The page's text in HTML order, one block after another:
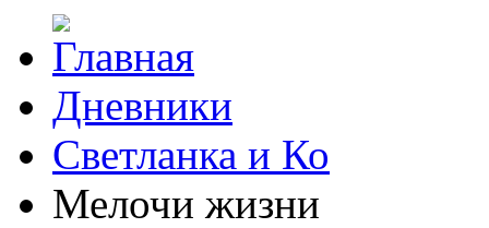
Дневники
Светланка и Ко
Мелочи жизни